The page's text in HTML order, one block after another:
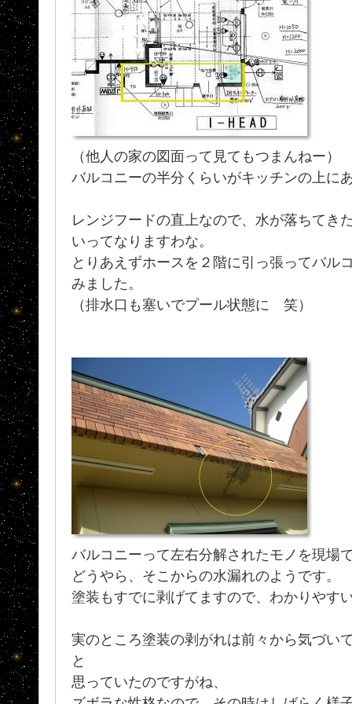
（他人の家の図面って見てもつまんねー）
バルコニーの半分くらいがキッチンの上に
レンジフードの直上なので、水が落ちてき
いってなりますわな。
とりあえずホースを２階に引っ張ってバル
みました。
（排水口も塞いでプール状態に 笑）
バルコニーって左右分解されたモノを現場
どうやら、そこからの水漏れのようです。
塗装もすでに剥げてますので、わかりやす
実のところ塗装の剥がれは前々から気づい
と
思っていたのですがね、